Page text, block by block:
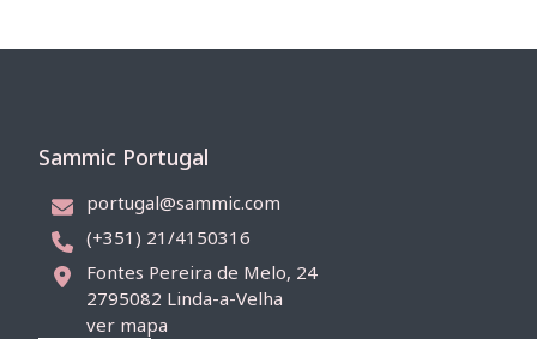
Sammic Portugal
portugal@sammic.com
(+351) 21/4150316
Fontes Pereira de Melo, 24
2795082 Linda-a-Velha
ver mapa